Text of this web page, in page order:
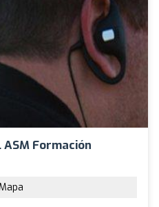
Formación